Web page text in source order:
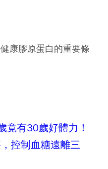
康膠原蛋白的重要條
竟有30歲好體力！
控制血糖遠離三